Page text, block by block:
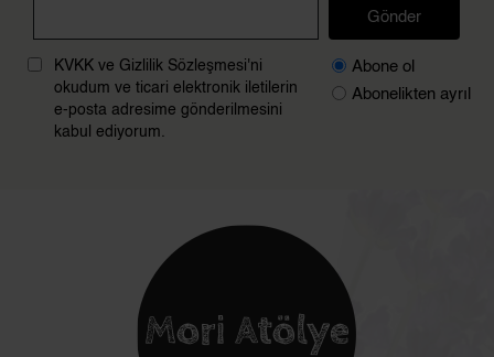
Gönder
KVKK ve Gizlilik Sözleşmesi'ni
okudum ve ticari elektronik iletilerin
e-posta adresime gönderilmesini
kabul ediyorum.
Abone ol
Abonelikten ayrıl